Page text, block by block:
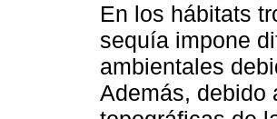
En los hábitats
sequía impone
ambientales
Además, debido